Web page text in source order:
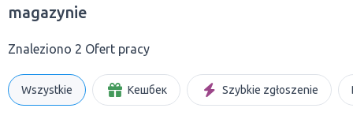
magazynie
Znaleziono 2 Ofert pracy
Wszystkie Кешбек Szybkie zgłoszenie